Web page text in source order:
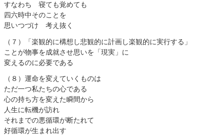
すなわち 寝ても覚めても
四六時中そのことを
思いつづけ 考え抜くㅤ ㅤㅤ
（７）ㅤ「楽観的に構想し悲観的に計画し楽観的に実行する」
ことが物事を成就させ思いを「現実」に
変えるのに必要であるㅤ ㅤㅤ
（８）ㅤ運命を変えていくものは
ただ一つ私たちの心である
心の持ち方を変えた瞬間から
人生に転機が訪れ
それまでの悪循環が断たれて
好循環が生まれ出すㅤ ㅤㅤ